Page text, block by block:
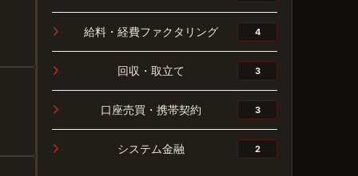
給料・経費ファクタリング 4
回収・取立て 3
口座売買・携帯契約 3
システム金融 2